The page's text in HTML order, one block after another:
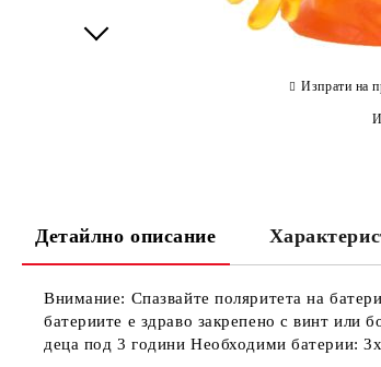
Изпрати на
Детайлно описание
Внимание: Спазвайте поляритета на
батериите е здраво закрепено с винт или
деца под 3 години Необходими батерии: